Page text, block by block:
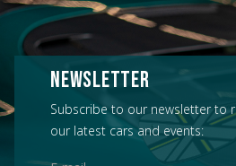
NEWSLETTER
Subscribe to our newsletter to
our latest cars and events: